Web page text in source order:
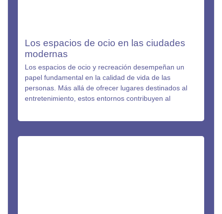
Los espacios de ocio en las ciudades
modernas
Los espacios de ocio y recreación desempeñan un
papel fundamental en la calidad de vida de las
personas. Más allá de ofrecer lugares destinados al
entretenimiento, estos entornos contribuyen al